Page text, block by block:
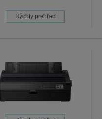
Rýchly prehľad